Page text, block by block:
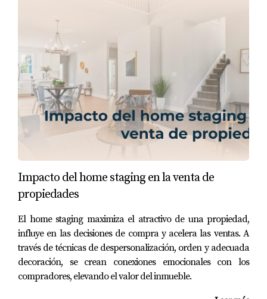
OPTIMIZACIÓN DEL ESPACIO
El siguiente paso crucial es maximizar el uso del espacio
disponible. Un hogar desordenado o mal distribuido
puede hacer que incluso las propiedades más hermosas
se sientan pequeñas e incómodas.
Despejar el Desorden
El primer paso para optimizar el espacio es deshacerte
del desorden. Esto no solo hará que tu hogar se vea más
amplio, sino que también permitirá a los compradores
imaginarse viviendo allí sin distracciones.
Muebles Adecuados
Seleccionar muebles proporcionados y funcionales es
esencial. Evita piezas demasiado grandes que puedan
abrumar el espacio. En su lugar, opta por muebles
Impacto del home staging en la venta de
propiedades
El home staging maximiza el atractivo de una propiedad,
influye en las decisiones de compra y acelera las ventas. A
través de técnicas de despersonalización, orden y adecuada
decoración, se crean conexiones emocionales con los
compradores, elevando el valor del inmueble.